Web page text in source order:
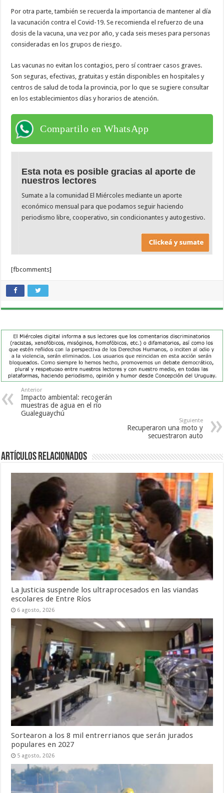
Por otra parte, también se recuerda la importancia de mantener al día
la vacunación contra el Covid-19. Se recomienda el refuerzo de una
dosis de la vacuna, una vez por año, y cada seis meses para personas
consideradas en los grupos de riesgo.
Las vacunas no evitan los contagios, pero sí contraer casos graves.
Son seguras, efectivas, gratuitas y están disponibles en hospitales y
centros de salud de toda la provincia, por lo que se sugiere consultar
en los establecimientos días y horarios de atención.
Compartilo en WhatsApp
Esta nota es posible gracias al aporte de
nuestros lectores
Sumate a la comunidad El Miércoles mediante un aporte
económico mensual para que podamos seguir haciendo
periodismo libre, cooperativo, sin condicionantes y autogestivo.
[fbcomments]
Anterior
Impacto ambiental: recogerán
muestras de agua en el río
Gualeguaychú
Siguiente
Recuperaron una moto y
secuestraron auto
Artículos Relacionados
La Justicia suspende los ultraprocesados en las viandas
escolares de Entre Ríos
6 agosto, 2026
Sortearon a los 8 mil entrerrianos que serán jurados
populares en 2027
5 agosto, 2026